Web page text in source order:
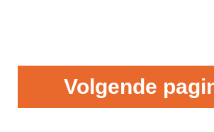
Volgende